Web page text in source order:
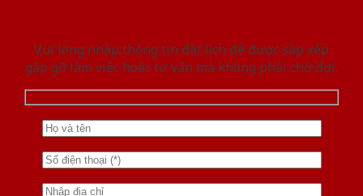
Vui lòng nhập thông tin đặt lịch để được sắp xếp
gặp gỡ làm việc hoăc tư vấn mà không phải chờ đợi.